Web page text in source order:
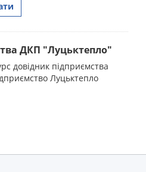
ДКП "Луцьктепло"
довідник підприємства
Луцьктепло